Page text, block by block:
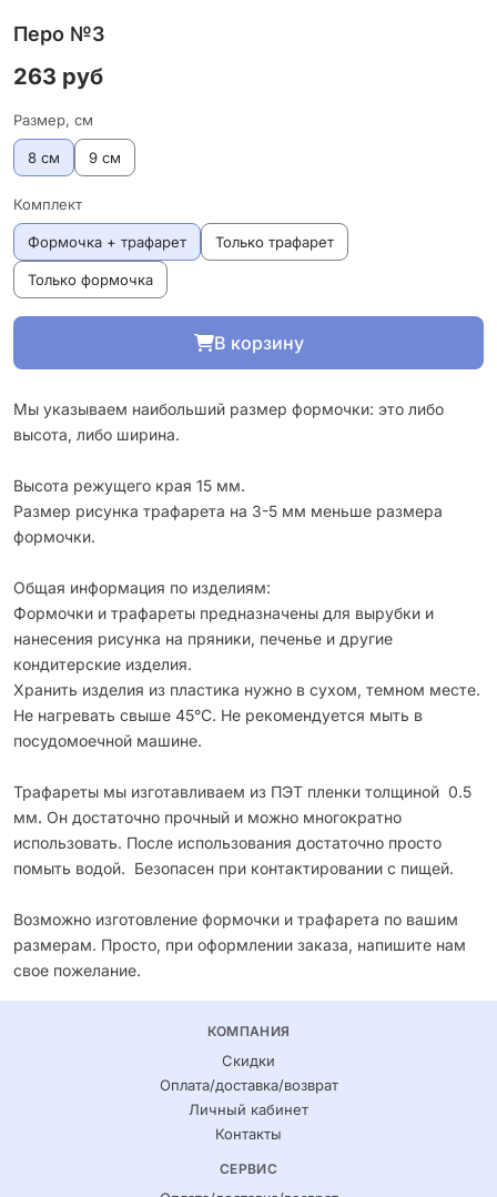
Перо №3
263 руб
Размер, см
8 см 9 см
Комплект
Формочка + трафарет Только трафарет
Только формочка
В корзину
Мы указываем наибольший размер формочки: это либо
высота, либо ширина.
Высота режущего края 15 мм.
Размер рисунка трафарета на 3-5 мм меньше размера
формочки.
Общая информация по изделиям:
Формочки и трафареты предназначены для вырубки и
нанесения рисунка на пряники, печенье и другие
кондитерские изделия.
Хранить изделия из пластика нужно в сухом, темном месте.
Не нагревать свыше 45°С. Не рекомендуется мыть в
посудомоечной машине.
Трафареты мы изготавливаем из ПЭТ пленки толщиной 0.5
мм. Он достаточно прочный и можно многократно
использовать. После использования достаточно просто
помыть водой. Безопасен при контактировании с пищей.
Возможно изготовление формочки и трафарета по вашим
размерам. Просто, при оформлении заказа, напишите нам
свое пожелание.
КОМПАНИЯ
Скидки
Оплата/доставка/возврат
Личный кабинет
Контакты
СЕРВИС